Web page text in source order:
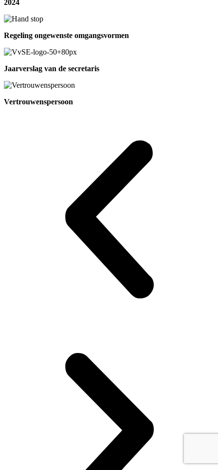
2024
Regeling ongewenste omgangsvormen
Jaarverslag van de secretaris
Vertrouwenspersoon